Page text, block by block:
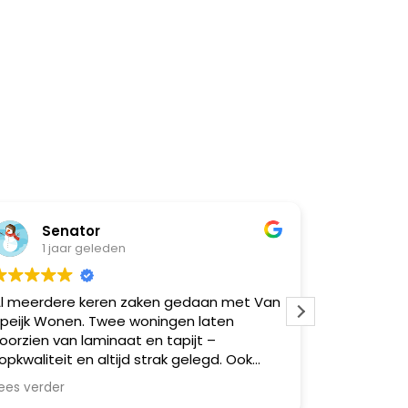
Senator
1 jaar geleden
keren zaken gedaan met Van
Wonen. Twee woningen laten
van laminaat en tapijt –
en altijd strak gelegd. Ook
vrienden via mij geholpen,
zeer tevreden. Betrouwbaar,
Super goed
moeilijk